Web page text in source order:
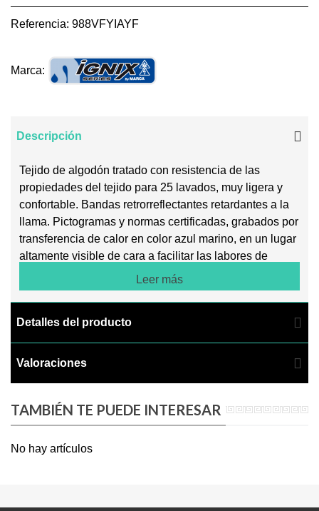
Referencia: 988VFYIAYF
Marca:
Descripción
Tejido de algodón tratado con resistencia de las
propiedades del tejido para 25 lavados, muy ligera y
confortable. Bandas retrorreflectantes retardantes a la
llama. Pictogramas y normas certificadas, grabados por
transferencia de calor en color azul marino, en un lugar
altamente visible de cara a facilitar las labores de
cumplimiento de la prevención de riesgos laborales en
las industrias metalúrgica, petroquímica y naval.
CARACTERÍSTICAS Y REQUISITOS TÉCNICOS
Protección llama. Protección Antiestática. Protección de
resistente a 25 lavados.
Costuras de meta aramida. Ribete perimetral amarillo
fluorescente. Cierre frontal desde el bajo prenda hasta
Tejido muy ligero que aumenta el confort y reduce el
transferencia de calor en color azul marino a media
Leer más
Detalles del producto
Valoraciones
TAMBIÉN TE PUEDE INTERESAR
No hay artículos